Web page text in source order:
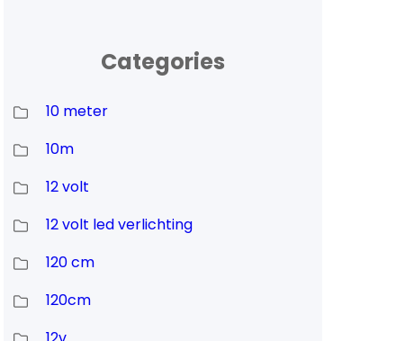
Categories
10 meter
10m
12 volt
12 volt led verlichting
120 cm
120cm